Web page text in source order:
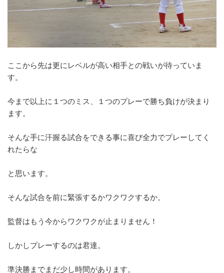
ここから先は更にレベルが高い相手との戦いが待っていま
す。
今まで以上に１つのミス、１つのプレーで勝ち負けが決まり
ます。
そんな手に汗握る試合をできる事に喜び全力でプレーしてく
れたらな
と思います。
そんな試合を前に緊張するかワクワクするか。
監督はもう今からワクワクが止まりません！
しかしプレーするのは君達。
準決勝までまだ少し時間があります。